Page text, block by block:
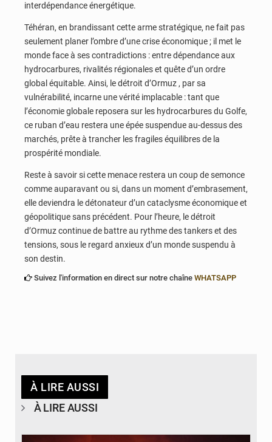
interdépendance énergétique.
Téhéran, en brandissant cette arme stratégique, ne fait pas
seulement planer l’ombre d’une crise économique ; il met le
monde face à ses contradictions : entre dépendance aux
hydrocarbures, rivalités régionales et quête d’un ordre
global équitable. Ainsi, le détroit d’Ormuz , par sa
vulnérabilité, incarne une vérité implacable : tant que
l’économie globale reposera sur les hydrocarbures du Golfe,
ce ruban d’eau restera une épée suspendue au-dessus des
marchés, prête à trancher les fragiles équilibres de la
prospérité mondiale.
Reste à savoir si cette menace restera un coup de semonce
comme auparavant ou si, dans un moment d’embrasement,
elle deviendra le détonateur d’un cataclysme économique et
géopolitique sans précédent. Pour l’heure, le détroit
d’Ormuz continue de battre au rythme des tankers et des
tensions, sous le regard anxieux d’un monde suspendu à
son destin.
Suivez l'information en direct sur notre chaîne WHATSAPP
À LIRE AUSSI
À LIRE AUSSI